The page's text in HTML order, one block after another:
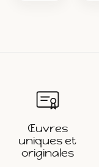
Œuvres
uniques et
originales